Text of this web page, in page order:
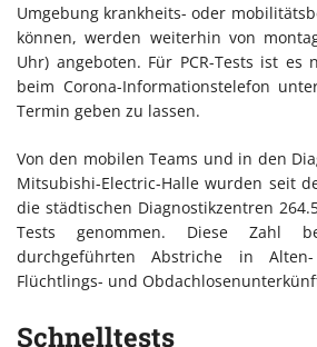
Umgebung krankheits- oder
können, werden weiterhin von
Uhr) angeboten. Für PCR-Tests ist es
beim Corona-Informationstelefon
Termin geben zu lassen.
Von den mobilen Teams und in den
Mitsubishi-Electric-Halle wurden seit
die städtischen Diagnostikzentren
Tests genommen. Diese Zahl
durchgeführten Abstriche in
Flüchtlings- und
Schnelltests